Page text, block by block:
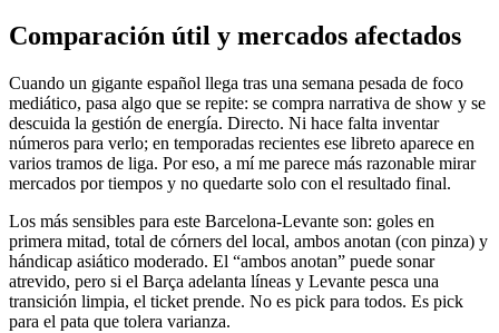
Comparación útil y mercados afectados
Cuando un gigante español llega tras una semana pesada de foco
mediático, pasa algo que se repite: se compra narrativa de show y se
descuida la gestión de energía. Directo. Ni hace falta inventar
números para verlo; en temporadas recientes ese libreto aparece en
varios tramos de liga. Por eso, a mí me parece más razonable mirar
mercados por tiempos y no quedarte solo con el resultado final.
Los más sensibles para este Barcelona-Levante son: goles en
primera mitad, total de córners del local, ambos anotan (con pinza) y
hándicap asiático moderado. El “ambos anotan” puede sonar
atrevido, pero si el Barça adelanta líneas y Levante pesca una
transición limpia, el ticket prende. No es pick para todos. Es pick
para el pata que tolera varianza.